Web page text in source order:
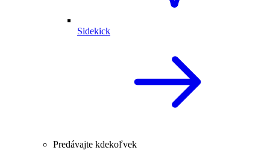
Sidekick
Predávajte kdekoľvek